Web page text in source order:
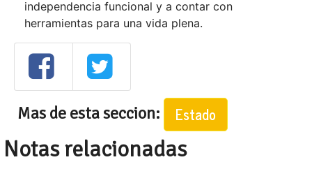
independencia funcional y a contar con
herramientas para una vida plena.
Mas de esta seccion: Estado
Notas relacionadas